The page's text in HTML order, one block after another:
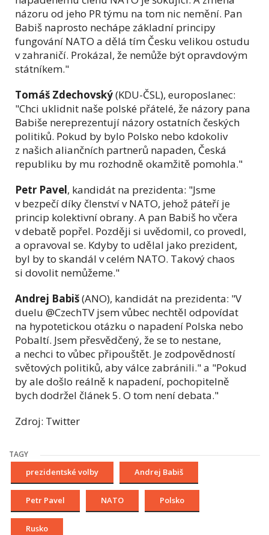
názoru od jeho PR týmu na tom nic nemění. Pan
Babiš naprosto nechápe základní principy
fungování NATO a dělá tím Česku velikou ostudu
v zahraničí. Prokázal, že nemůže být opravdovým
státníkem."
Tomáš Zdechovský(KDU-ČSL), europoslanec:
"Chci uklidnit naše polské přátelé, že názory pana
Babiše nereprezentují názory ostatních českých
politiků. Pokud by bylo Polsko nebo kdokoliv
z našich aliančních partnerů napaden, Česká
republiku by mu rozhodně okamžitě pomohla."
Petr Pavel, kandidát na prezidenta: "Jsme
v bezpečí díky členství v NATO, jehož páteří je
princip kolektivní obrany. A pan Babiš ho včera
v debatě popřel. Později si uvědomil, co provedl,
a opravoval se. Kdyby to udělal jako prezident,
byl by to skandál v celém NATO. Takový chaos
si dovolit nemůžeme."
Andrej Babiš(ANO), kandidát na prezidenta: "V
duelu @CzechTV jsem vůbec nechtěl odpovídat
na hypotetickou otázku o napadení Polska nebo
Pobaltí. Jsem přesvědčený, že se to nestane,
a nechci to vůbec připouštět. Je zodpovědností
světových politiků, aby válce zabránili." a "Pokud
by ale došlo reálně k napadení, pochopitelně
bych dodržel článek 5. O tom není debata."
Zdroj: Twitter
TAGY
prezidentské volby Andrej Babiš
Petr Pavel NATO Polsko
Rusko